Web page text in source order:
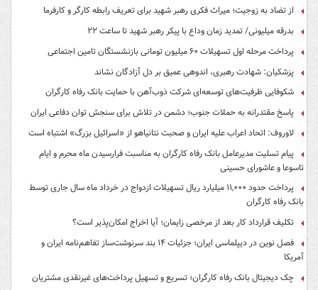
از تضاد به زوجیت؛ میراث فکری رهبر شهید برای تعریف رابطه کارگر و کارفرما
بدرقه میلیونی/ تمدید زمان وداع با پیکر رهبر شهید تا ساعت ۲۲
پرداخت مرحله اول تسهیلات ۶۰ میلیون تومانی بازنشستگان تامین اجتماعی
پزشکیان: شهادت رهبری، اندوهی عمیق بر دل آزادگان نشاند
شکوفایی ظرفیت‌های توسعه‌ای شرکت ذوب‌آهن با حمایت‌ بانک رفاه کارگران
پاسخ مقتدرانه به حملات جنوب؛ دشمن در تلاش برای سنجش توان دفاعی ایران
لاوروف: اتحاد اعراب علیه ایران و صحبت نتانیاهو از «اسرائیل بزرگ» اشتباه است
پیام تسلیت مدیرعامل بانک رفاه کارگران به مناسبت فرارسیدن ماه محرم و ایام
تاسوعا و عاشورای حسینی
پرداخت حدود ۱۱,۰۰۰ میلیارد ریال تسهیلات ازدواج در خرداد ماه سال جاری توسط
بانک رفاه کارگران
تکلیف قرارداد کار بعد از مرخصی زایمان؛ آیا اخراج امکان‌پذیر است؟
فصل نوین در دیپلماسی ایران؛ جزئیات ۱۴ بند سرنوشت‌ساز تفاهم‌نامه ایران و
آمریکا
چک دیجیتال بانک رفاه کارگران؛ تسریع و تسهیل پرداخت‌های غیرنقدی مشتریان